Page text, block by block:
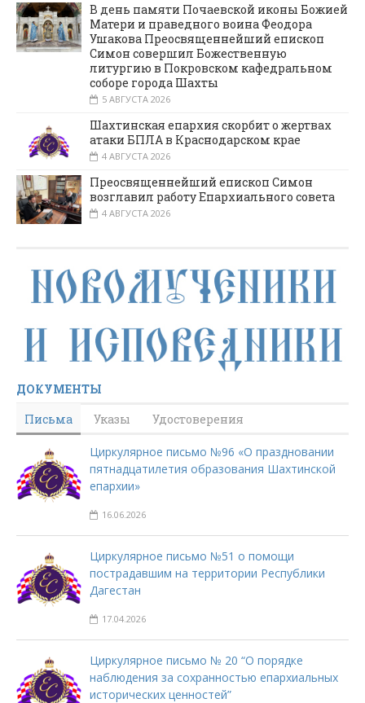
В день памяти Почаевской иконы Божией
Матери и праведного воина Феодора
Ушакова Преосвященнейший епископ
Симон совершил Божественную
литургию в Покровском кафедральном
соборе города Шахты
5 АВГУСТА 2026
Шахтинская епархия скорбит о жертвах
атаки БПЛА в Краснодарском крае
4 АВГУСТА 2026
Преосвященнейший епископ Симон
возглавил работу Епархиального совета
4 АВГУСТА 2026
ДОКУМЕНТЫ
Письма
Указы Удостоверения
Циркулярное письмо №96 «О праздновании
пятнадцатилетия образования Шахтинской
епархии»
16.06.2026
Циркулярное письмо №51 о помощи
пострадавшим на территории Республики
Дагестан
17.04.2026
Циркулярное письмо № 20 “О порядке
наблюдения за сохранностью епархиальных
исторических ценностей”